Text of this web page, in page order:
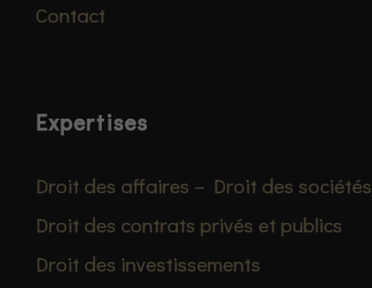
Contact
Expertises
Droit des affaires – Droit des sociétés
Droit des contrats privés et publics
Droit des investissements